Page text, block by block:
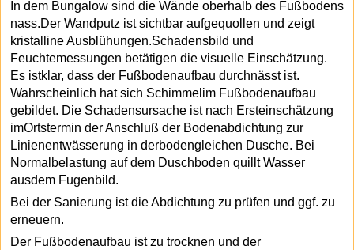
In dem Bungalow sind die Wände oberhalb des Fußbodens
nass.Der Wandputz ist sichtbar aufgequollen und zeigt
kristalline Ausblühungen.Schadensbild und
Feuchtemessungen betätigen die visuelle Einschätzung.
Es istklar, dass der Fußbodenaufbau durchnässt ist.
Wahrscheinlich hat sich Schimmelim Fußbodenaufbau
gebildet. Die Schadensursache ist nach Ersteinschätzung
imOrtstermin der Anschluß der Bodenabdichtung zur
Linienentwässerung in derbodengleichen Dusche. Bei
Normalbelastung auf dem Duschboden quillt Wasser
ausdem Fugenbild.
Bei der Sanierung ist die Abdichtung zu prüfen und ggf. zu
erneuern.
Der Fußbodenaufbau ist zu trocknen und der